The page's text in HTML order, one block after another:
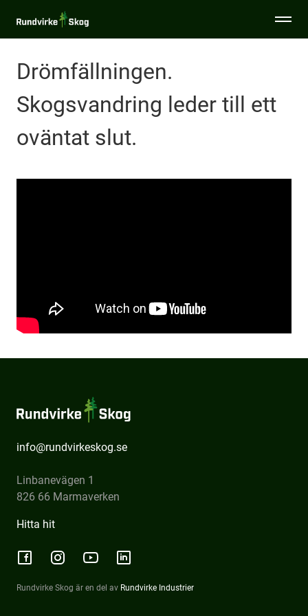
Rundvirke
Skog
Specialsortiment
Tjänster
Kontakt
Drömfällningen.
Skogsvandring leder till ett
oväntat slut.
Skog
info@rundvirkeskog.se
Linbanevägen 1
826 66 Marmaverken
Hitta hit
Rundvirke Skog är en del av Rundvirke Industrier